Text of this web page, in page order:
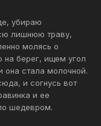
убираю
лишнюю траву,
молясь о
берег, ищем угол
она стала молочной.
и согнусь вот
и ее
шедевром.